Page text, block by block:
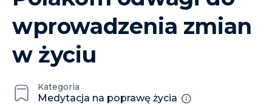
Kategoria
Medytacja na poprawę życia
wprowadzenia zmian
w życiu